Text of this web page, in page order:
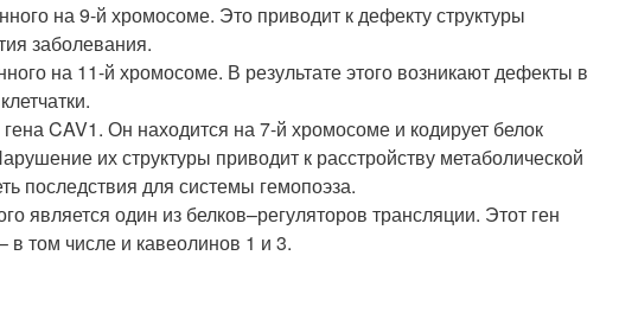
на 9-й хромосоме. Это приводит к дефекту структуры
заболевания.
на 11-й хромосоме. В результате этого возникают дефекты в
CAV1. Он находится на 7-й хромосоме и кодирует белок
их структуры приводит к расстройству метаболической
последствия для системы гемопоэза.
является один из белков–регуляторов трансляции. Этот ген
в том числе и кавеолинов 1 и 3.